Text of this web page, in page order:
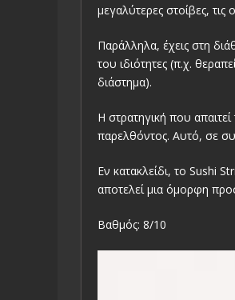
μεγαλύτερες στοίβες, τις
Παράλληλα, έχεις στη
του ιδιότητες (π.χ.
διάστημα).
Η στρατηγική που
παρελθόντος. Αυτό, σε
Εν κατακλείδι, το Sushi
αποτελεί μια όμορφη
Βαθμός: 8/10